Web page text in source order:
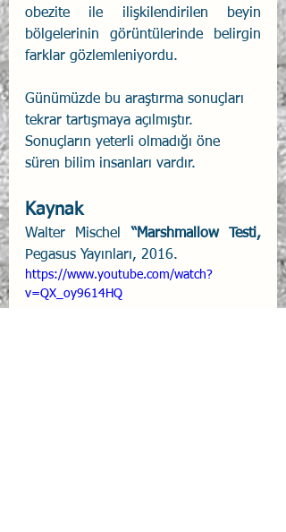
obezite ile ilişkilendirilen beyin
bölgelerinin görüntülerinde belirgin
farklar gözlemleniyordu.
Günümüzde bu araştırma sonuçları
tekrar tartışmaya açılmıştır.
Sonuçların yeterli olmadığı öne
süren bilim insanları vardır.
Kaynak
Walter Mischel
Pegasus Yayınları, 2016.
https://www.youtube.com/watch?
v=QX_oy9614HQ